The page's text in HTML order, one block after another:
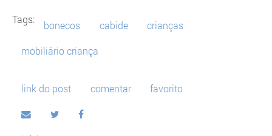
Tags:
bonecos cabide crianças
mobiliário criança
link do post comentar favorito